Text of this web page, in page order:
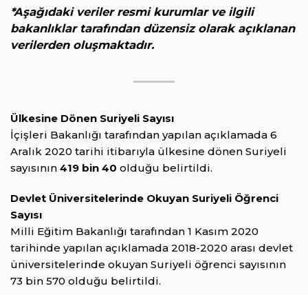
*Aşağıdaki veriler resmi kurumlar ve ilgili
bakanlıklar tarafından düzensiz olarak açıklanan
verilerden oluşmaktadır.
Ülkesine Dönen Suriyeli Sayısı
İçişleri Bakanlığı tarafından yapılan açıklamada 6
Aralık 2020 tarihi itibarıyla ülkesine dönen Suriyeli
sayısının 419 bin 40 olduğu belirtildi.
Devlet Üniversitelerinde Okuyan Suriyeli Öğrenci
Sayısı
Milli Eğitim Bakanlığı tarafından 1 Kasım 2020
tarihinde yapılan açıklamada 2018-2020 arası devlet
üniversitelerinde okuyan Suriyeli öğrenci sayısının
73 bin 570 olduğu belirtildi.